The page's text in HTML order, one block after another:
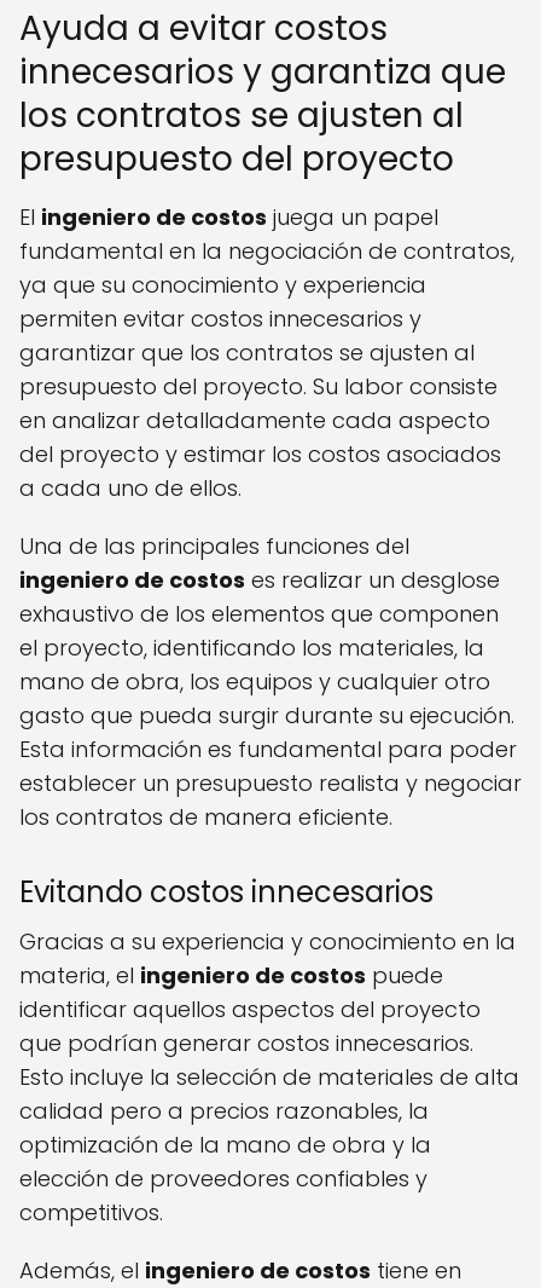
Ayuda a evitar costos
innecesarios y garantiza que
los contratos se ajusten al
presupuesto del proyecto
El ingeniero de costos juega un papel
fundamental en la negociación de contratos,
ya que su conocimiento y experiencia
permiten evitar costos innecesarios y
garantizar que los contratos se ajusten al
presupuesto del proyecto. Su labor consiste
en analizar detalladamente cada aspecto
del proyecto y estimar los costos asociados
a cada uno de ellos.
Una de las principales funciones del
ingeniero de costos es realizar un desglose
exhaustivo de los elementos que componen
el proyecto, identificando los materiales, la
mano de obra, los equipos y cualquier otro
gasto que pueda surgir durante su ejecución.
Esta información es fundamental para poder
establecer un presupuesto realista y negociar
los contratos de manera eficiente.
Evitando costos innecesarios
Gracias a su experiencia y conocimiento en la
materia, el ingeniero de costos puede
identificar aquellos aspectos del proyecto
que podrían generar costos innecesarios.
Esto incluye la selección de materiales de alta
calidad pero a precios razonables, la
optimización de la mano de obra y la
elección de proveedores confiables y
competitivos.
Además, el ingeniero de costos tiene en